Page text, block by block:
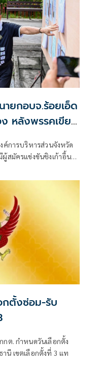
ายกอบจ.ร้อยเอ็ด
หลังพรรคเขียว
ค์การบริหารส่วนจังหวัด
สมัครแข่งขันชิงเก้าอี้นา
กตั้งซ่อม-รับ
กต. กำหนดวันเลือกตั้ง
นี เขตเลือกตั้งที่ 3 แท